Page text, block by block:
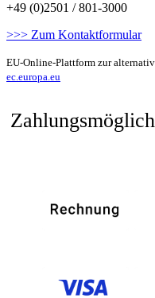
+49 (0)2501 / 801-3000
>>> Zum Kontaktformular
EU-Online-Plattform zur
ec.europa.eu